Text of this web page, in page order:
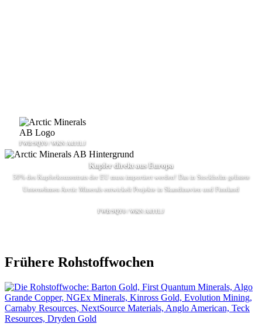
FWB:9QY0 / WKN:A411LJ
Kupfer direkt aus Europa
50% des Kupferkonzentrats der EU muss importiert werden! Das in Stockholm gelistete
Unternehmen Arctic Minerals entwickelt Projekte in Skandinavien und Finnland
FWB:9QY0 / WKN:A411LJ
Frühere Rohstoffwochen